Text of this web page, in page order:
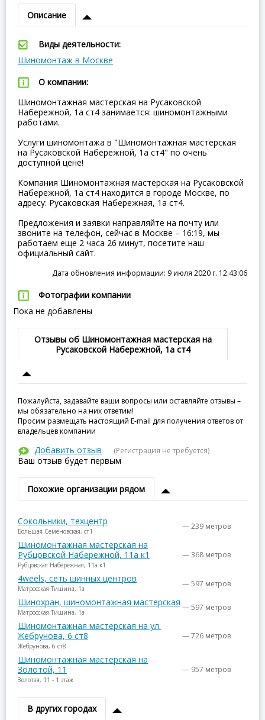
Описание
Виды деятельности:
Шиномонтаж в Москве
О компании:
Шиномонтажная мастерская на Русаковской
Набережной, 1а ст4 занимается: шиномонтажными
работами.
Услуги шиномонтажа в "Шиномонтажная мастерская
на Русаковской Набережной, 1а ст4" по очень
доступной цене!
Компания Шиномонтажная мастерская на Русаковской
Набережной, 1а ст4 находится в городе Москве, по
адресу: Русаковская Набережная, 1а ст4.
Предложения и заявки направляйте на почту или
звоните на телефон, сейчас в Москве – 16:19, мы
работаем еще 2 часа 26 минут, посетите наш
официальный сайт.
Дата обновления информации: 9 июля 2020 г. 12:43:06
Фотографии компании
Пока не добавлены
Отзывы об Шиномонтажная мастерская на
Русаковской Набережной, 1а ст4
Пожалуйста, задавайте ваши вопросы или оставляйте отзывы –
мы обязательно на них ответим!
Просим размещать настоящий E-mail для получения ответов от
владельцев компании
Добавить отзыв (Регистрация не требуется)
Ваш отзыв будет первым
Похожие организации рядом
Сокольники, техцентр
Большая Семёновская, ст1 — 239 метров
Шиномонтажная мастерская на
Рубцовской Набережной, 11а к1
Рубцовская Набережная, 11а к1
— 368 метров
4weels, сеть шинных центров
Матросская Тишина, 1а — 597 метров
Шинохран, шиномонтажная мастерская
Матросская Тишина, 1а — 597 метров
Шиномонтажная мастерская на ул.
Жебрунова, 6 ст8
Жебрунова, 6 ст8
— 726 метров
Шиномонтажная мастерская на
Золотой, 11
Золотая, 11 - 1 этаж
— 957 метров
В других городах